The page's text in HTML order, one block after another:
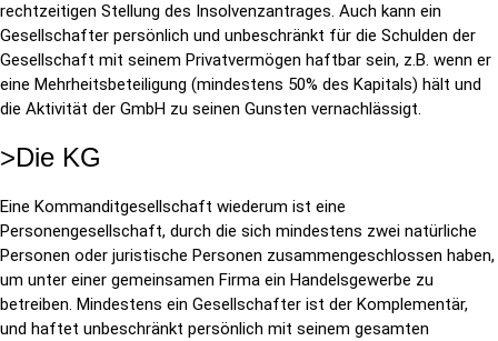
rechtzeitigen Stellung des Insolvenzantrages. Auch kann ein
Gesellschafter persönlich und unbeschränkt für die Schulden der
Gesellschaft mit seinem Privatvermögen haftbar sein, z.B. wenn er
eine Mehrheitsbeteiligung (mindestens 50% des Kapitals) hält und
die Aktivität der GmbH zu seinen Gunsten vernachlässigt.
>Die KG
Eine Kommanditgesellschaft wiederum ist eine
Personengesellschaft, durch die sich mindestens zwei natürliche
Personen oder juristische Personen zusammengeschlossen haben,
um unter einer gemeinsamen Firma ein Handelsgewerbe zu
betreiben. Mindestens ein Gesellschafter ist der Komplementär,
und haftet unbeschränkt persönlich mit seinem gesamten